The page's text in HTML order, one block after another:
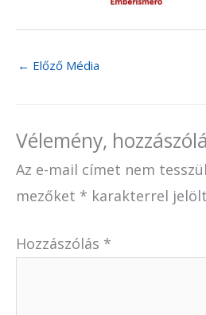
← Előző Média
Vélemény,
Az e-mail címet nem
mezőket * karakterrel
Hozzászólás *